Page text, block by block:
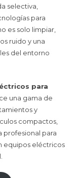
selectiva,
para
es solo limpiar,
ruido y una
del entorno
para
una gama de
y
compactos,
profesional para
equipos eléctricos